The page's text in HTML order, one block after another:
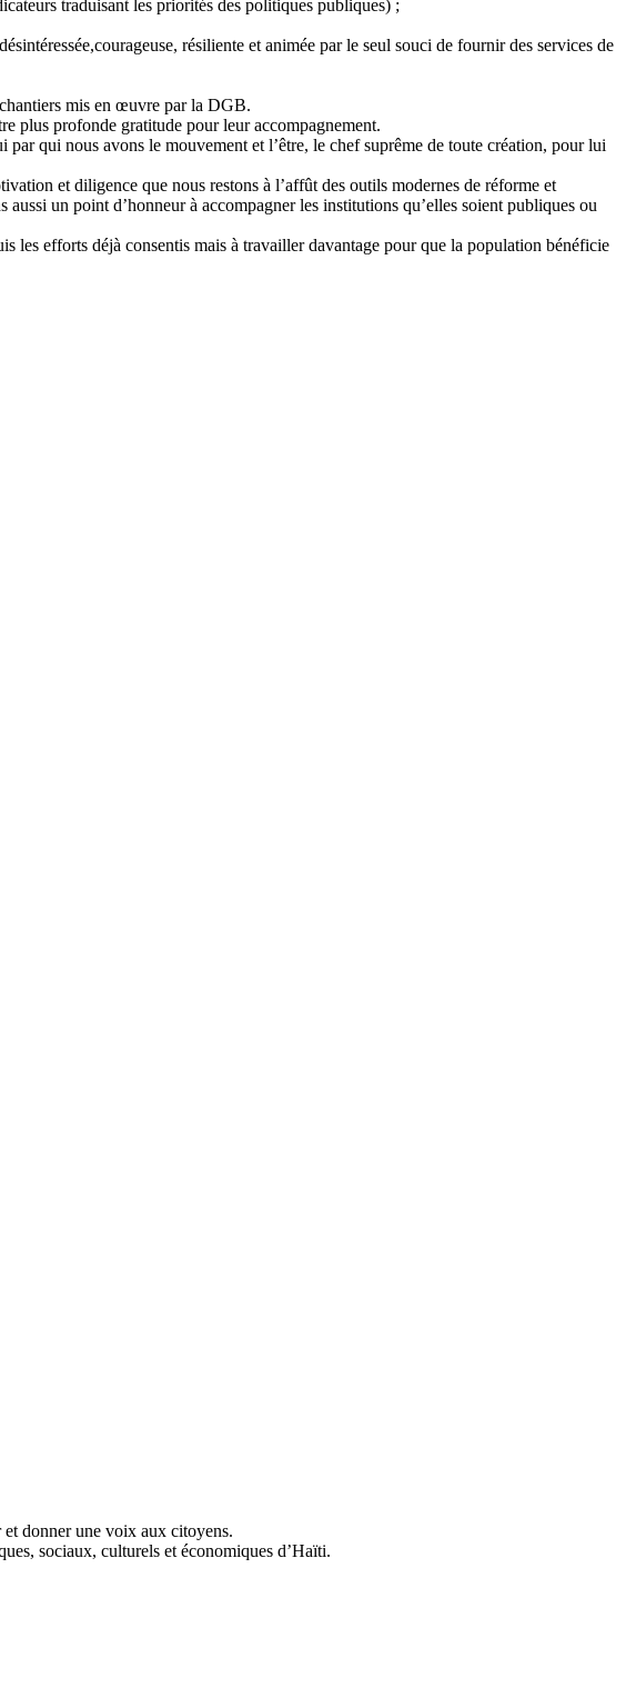
traduisant les priorités des politiques publiques) ;
résiliente et animée par le seul souci de fournir des services de
mis en œuvre par la DGB.
plus profonde gratitude pour leur accompagnement.
qui nous avons le mouvement et l’être, le chef suprême de toute création, pour lui
et diligence que nous restons à l’affût des outils modernes de réforme et
un point d’honneur à accompagner les institutions qu’elles soient publiques ou
les efforts déjà consentis mais à travailler davantage pour que la population bénéficie
et donner une voix aux citoyens.
sociaux, culturels et économiques d’Haïti.